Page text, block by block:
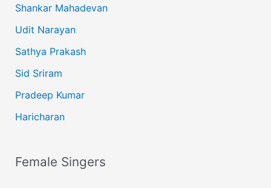
Shankar Mahadevan
Udit Narayan
Sathya Prakash
Sid Sriram
Pradeep Kumar
Haricharan
Female Singers